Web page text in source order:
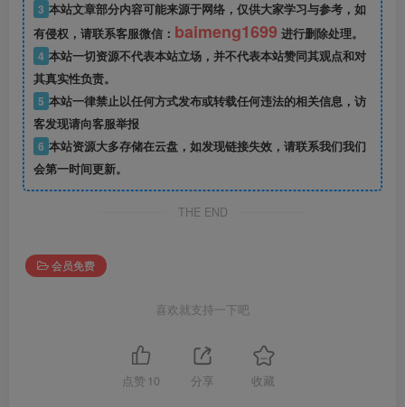
3 本站文章部分内容可能来源于网络，仅供大家学习与参考，如
有侵权，请联系客服微信： baimeng1699 进行删除处理。
4 本站一切资源不代表本站立场，并不代表本站赞同其观点和对
其真实性负责。
5 本站一律禁止以任何方式发布或转载任何违法的相关信息，访
客发现请向客服举报
6 本站资源大多存储在云盘，如发现链接失效，请联系我们我们
会第一时间更新。
THE END
会员免费
喜欢就支持一下吧
点赞 10 分享 收藏